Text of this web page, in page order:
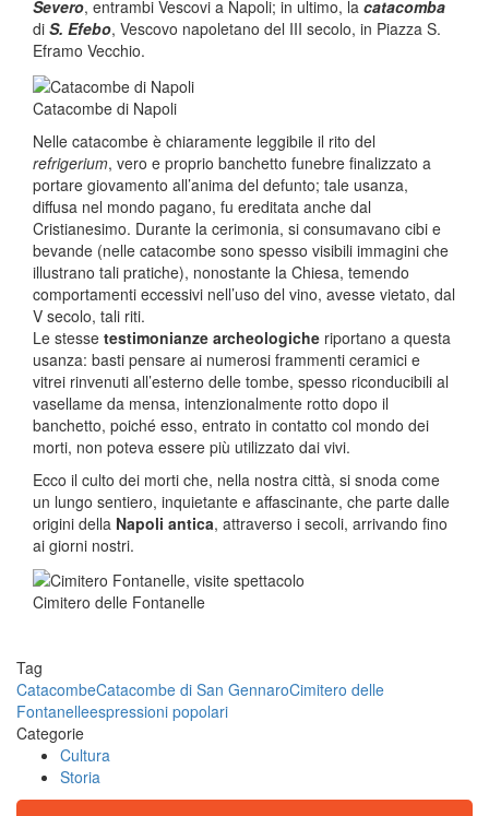
Severo, entrambi Vescovi a Napoli; in ultimo, la catacomba
di S. Efebo, Vescovo napoletano del III secolo, in Piazza S.
Eframo Vecchio.
Catacombe di Napoli
Nelle catacombe è chiaramente leggibile il rito del
refrigerium, vero e proprio banchetto funebre finalizzato a
portare giovamento all’anima del defunto; tale usanza,
diffusa nel mondo pagano, fu ereditata anche dal
Cristianesimo. Durante la cerimonia, si consumavano cibi e
bevande (nelle catacombe sono spesso visibili immagini che
illustrano tali pratiche), nonostante la Chiesa, temendo
comportamenti eccessivi nell’uso del vino, avesse vietato, dal
V secolo, tali riti.
Le stesse testimonianze archeologiche riportano a questa
usanza: basti pensare ai numerosi frammenti ceramici e
vitrei rinvenuti all’esterno delle tombe, spesso riconducibili al
vasellame da mensa, intenzionalmente rotto dopo il
banchetto, poiché esso, entrato in contatto col mondo dei
morti, non poteva essere più utilizzato dai vivi.
Ecco il culto dei morti che, nella nostra città, si snoda come
un lungo sentiero, inquietante e affascinante, che parte dalle
origini della Napoli antica, attraverso i secoli, arrivando fino
ai giorni nostri.
Cimitero delle Fontanelle
Tag
CatacombeCatacombe di San GennaroCimitero delle
Fontanelleespressioni popolari
Categorie
Cultura
Storia